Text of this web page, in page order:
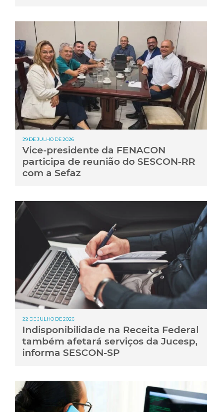
29 DE JULHO DE 2026
Vice-presidente da FENACON
participa de reunião do SESCON-RR
com a Sefaz
22 DE JULHO DE 2026
Indisponibilidade na Receita Federal
também afetará serviços da Jucesp,
informa SESCON-SP